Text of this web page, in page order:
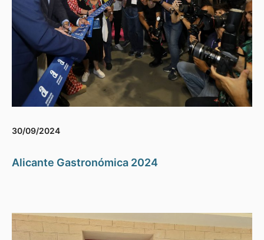
30/09/2024
Alicante Gastronómica 2024